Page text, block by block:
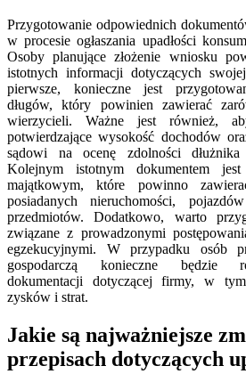
Przygotowanie odpowiednich
w procesie ogłaszania upadłości
Osoby planujące złożenie wniosku
istotnych informacji dotyczących
pierwsze, konieczne jest
długów, który powinien zawierać
wierzycieli. Ważne jest również,
potwierdzające wysokość dochodów
sądowi na ocenę zdolności
Kolejnym istotnym dokumentem
majątkowym, które powinno
posiadanych nieruchomości,
przedmiotów. Dodatkowo, warto
związane z prowadzonymi
egzekucyjnymi. W przypadku osób
gospodarczą konieczne będzie
dokumentacji dotyczącej firmy, w
zysków i strat.
Jakie są najważniejsze
przepisach dotyczących